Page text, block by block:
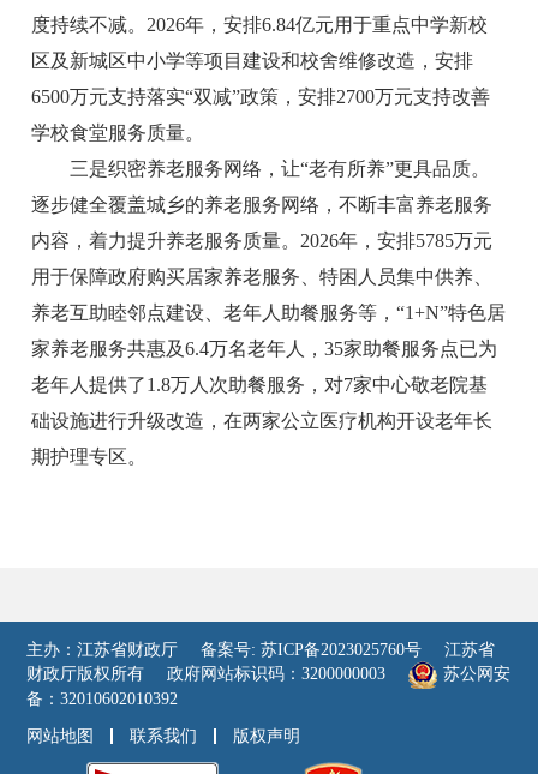
度持续不减。2026年，安排6.84亿元用于重点中学新校
区及新城区中小学等项目建设和校舍维修改造，安排
6500万元支持落实“双减”政策，安排2700万元支持改善
学校食堂服务质量。
三是织密养老服务网络，让“老有所养”更具品质。
逐步健全覆盖城乡的养老服务网络，不断丰富养老服务
内容，着力提升养老服务质量。2026年，安排5785万元
用于保障政府购买居家养老服务、特困人员集中供养、
养老互助睦邻点建设、老年人助餐服务等，“1+N”特色居
家养老服务共惠及6.4万名老年人，35家助餐服务点已为
老年人提供了1.8万人次助餐服务，对7家中心敬老院基
础设施进行升级改造，在两家公立医疗机构开设老年长
期护理专区。
主办：江苏省财政厅 备案号: 苏ICP备2023025760号
江苏省
财政厅版权所有
政府网站标识码：3200000003
苏公网安
备：32010602010392
网站地图 联系我们 版权声明